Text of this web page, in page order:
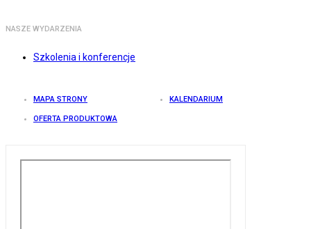
NASZE WYDARZENIA
Szkolenia i konferencje
MAPA STRONY KALENDARIUM
OFERTA PRODUKTOWA